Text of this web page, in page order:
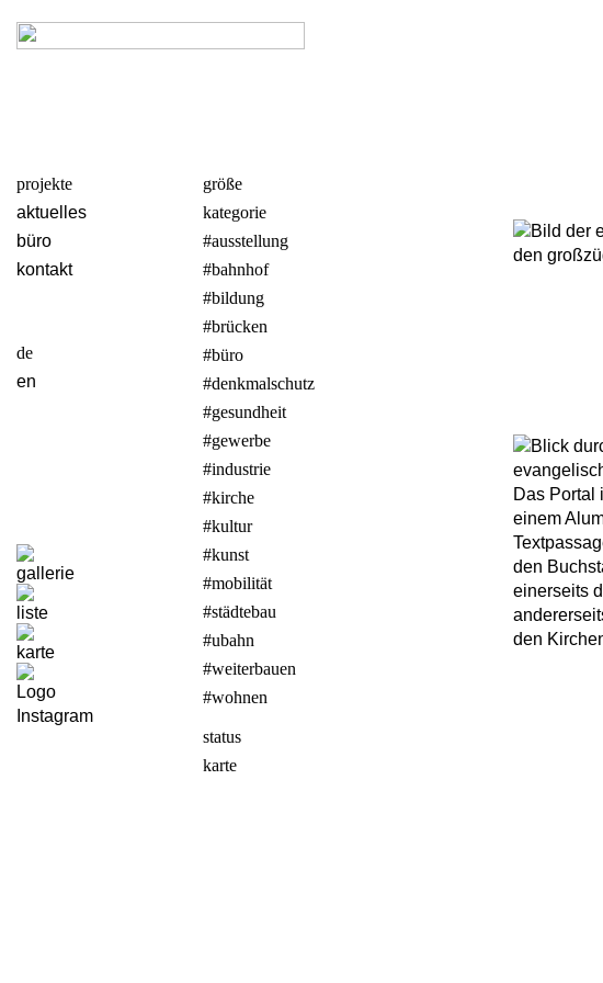
projekte
aktuelles
büro
kontakt
de
en
größe
kategorie
#ausstellung
#bahnhof
#bildung
#brücken
#büro
#denkmalschutz
#gesundheit
#gewerbe
#industrie
#kirche
#kultur
#kunst
#mobilität
#städtebau
#ubahn
#weiterbauen
#wohnen
status
karte